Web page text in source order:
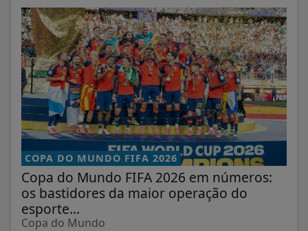
COPA DO MUNDO FIFA 2026
Copa do Mundo FIFA 2026 em números:
os bastidores da maior operação do
esporte...
Copa do Mundo